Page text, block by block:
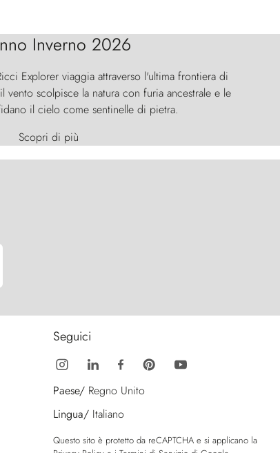
Inverno 2026
Explorer viaggia attraverso l'ultima frontiera di
scolpisce la natura con furia ancestrale e le
il cielo come sentinelle di pietra.
Scopri di più
Seguici
Paese/ Regno Unito
Lingua/ Italiano
Questo sito è protetto da reCAPTCHA e si applicano la